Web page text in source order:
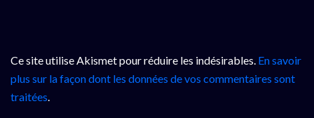
Ce site utilise Akismet pour réduire les indésirables. En savoir
plus sur la façon dont les données de vos commentaires sont
traitées.